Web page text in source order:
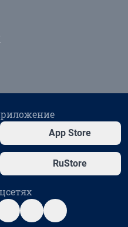
App Store
RuStore